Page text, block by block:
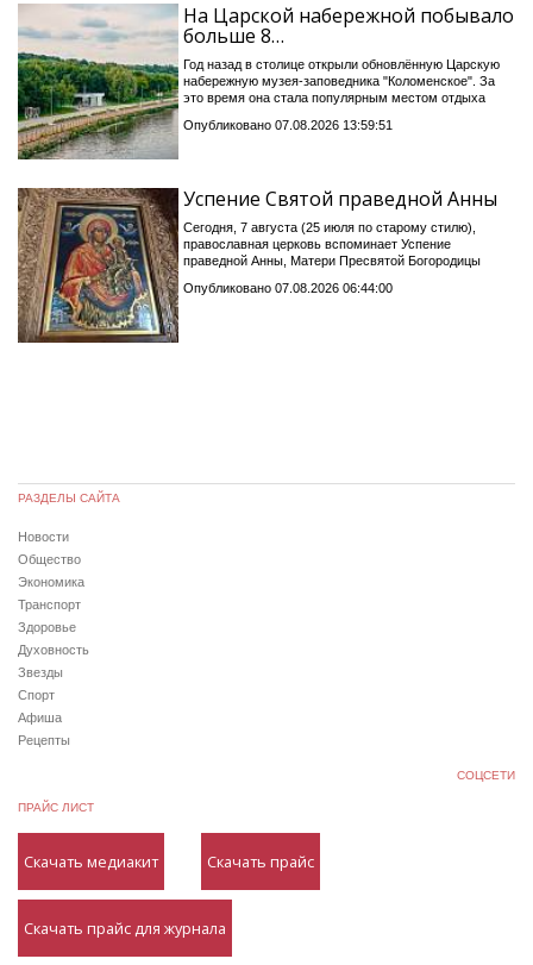
На Царской набережной побывало
больше 8…
Год назад в столице открыли обновлённую Царскую
набережную музея-заповедника "Коломенское". За
это время она стала популярным местом отдыха
Опубликовано 07.08.2026 13:59:51
Успение Святой праведной Анны
Сегодня, 7 августа (25 июля по старому стилю),
православная церковь вспоминает Успение
праведной Анны, Матери Пресвятой Богородицы
Опубликовано 07.08.2026 06:44:00
РАЗДЕЛЫ САЙТА
Новости
Общество
Экономика
Транспорт
Здоровье
Духовность
Звезды
Спорт
Афиша
Рецепты
СОЦСЕТИ
ПРАЙС ЛИСТ
Скачать медиакит Скачать прайс
Скачать прайс для журнала